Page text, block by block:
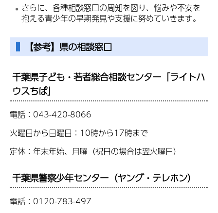
さらに、各種相談窓口の周知を図り、悩みや不安を
抱える青少年の早期発見や支援に努めていきます。
【参考】県の相談窓口
千葉県子ども・若者総合相談センター「ライトハ
ウスちば」
電話：043-420-8066
火曜日から日曜日：10時から17時まで
定休：年末年始、月曜（祝日の場合は翌火曜日）
千葉県警察少年センター（ヤング・テレホン）
電話：0120-783-497